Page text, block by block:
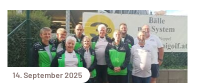
14. September 2025